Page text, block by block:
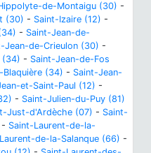
de-Montaigu (30) -
(30) - Saint-Izaire (12) -
- Saint-Jean-de-
Jean-de-Crieulon (30) -
(34) - Saint-Jean-de-Fos
(34) - Saint-Jean-
et-Saint-Paul (12) -
- Saint-Julien-du-Puy (81)
Just-d'Ardèche (07) - Saint-
- Saint-Laurent-de-la-
de-la-Salanque (66) -